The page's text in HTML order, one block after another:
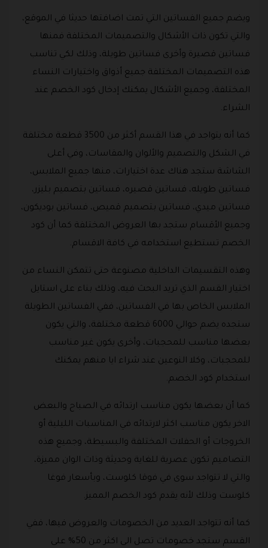
ويضم جميع الفساتين التي تمت اضافتها حديثا في الموقع،
والتي تكون ذات الأشكال والتصميمات المختلفة فمنها
فساتين قصيرة وأخرى فساتين طويلة، وذلك لكي تناسب
هذه التصميمات المختلفة جميع أذواق واختيارات النساء
المختلفة، وجميع الأشكال يمكنك إدخال كود الخصم عند
الشراء.
كما أنه يتواجد في هذا القسم أكثر من 3500 قطعة مختلفة
في الشكل والتصميم والألوان والمقاسات، وفي أعلى
الشاشة ستجد هناك عدة اختيارات، منها جميع الملابس،
فساتين طويله، فساتين قصيره، فساتين بتصميم بليزر،
فساتين ميدي، فساتين بتصميم قميص، فساتين بوديكون،
وجميع الأقسام ستجد بها العروض المختلفة كما أن كود
الخصم تستطيع استخدامه في كافة الاقسام.
وهذه التقسيمات الداخلية مصنوعة حتى تتمكن النساء من
اختيار القسم الذي تريد البحث فيه، وذلك بناء على استايل
الملابس الخاص بها في الفساتين، ففي الفساتين الطويلة
ستجده يضم حوالي 6000 قطعة مختلفة، والتي يكون
بعضها مناسب للمحجبات، وأخرى يكون غير مناسب
للمحجبات، وكلا النوعين عند شراء ايا منهم يمكنك
استخدام كود الخصم.
كما أن بعضها يكون مناسب ارتدائه في الصباح والبعض
الاخر يكون مناسب اكثر لارتدائه في المناسبات الليلية أو
الخروجات أو الحفلات المختلفة والبسيطة، وجميع هذه
التصاميم تكون عصرية للغاية وحديثة وذات الوان مميزة،
والتي لا تتواجد سوى في فوقا كلوست، وبأسعار فوغا
كلوست وذلك لأنه يقدم كود الخصم المميز.
كما أنه تتواجد العديد من الخصومات والعروض فيها، ففي
القسم ستجد خصومات تصل الى اكثر من 50% على